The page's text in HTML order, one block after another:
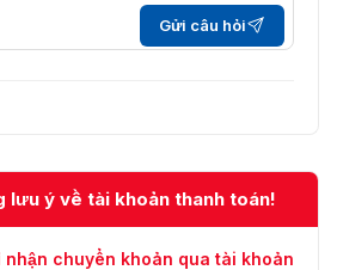
Gửi câu hỏi
lưu ý về tài khoản thanh toán!
chuyển khoản qua tài khoản